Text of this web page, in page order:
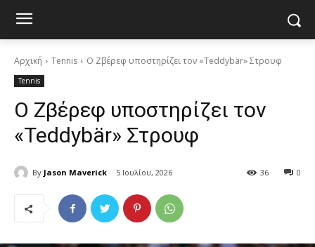
Αρχική Tennis Ο Ζβέρεφ υποστηρίζει τον «Teddybär» Στρουφ
Tennis
Ο Ζβέρεφ υποστηρίζει τον
«Teddybär» Στρουφ
By Jason Maverick 5 Ιουλίου, 2026 0
36